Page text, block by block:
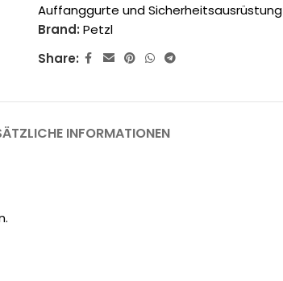
Auffanggurte und Sicherheitsausrüstung
Brand: Petzl
Share:
INFORMATIONEN